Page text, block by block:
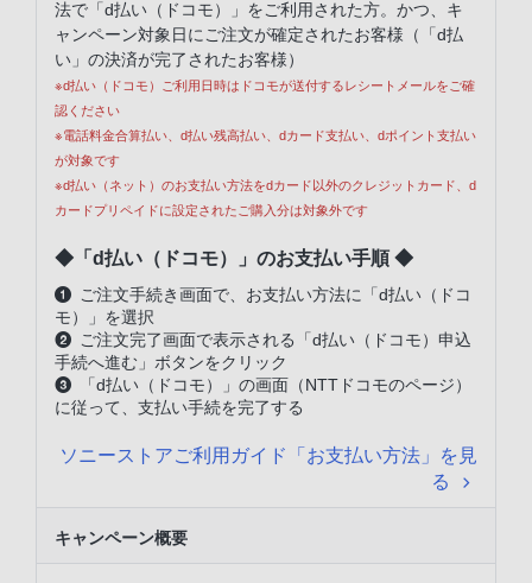
法で「d払い（ドコモ）」をご利用された方。かつ、キ
ャンペーン対象日にご注文が確定されたお客様（「d払
い」の決済が完了されたお客様）
※d払い（ドコモ）ご利用日時はドコモが送付するレシートメールをご確
認ください
※電話料金合算払い、d払い残高払い、dカード支払い、dポイント支払い
が対象です
※d払い（ネット）のお支払い方法をdカード以外のクレジットカード、d
カードプリペイドに設定されたご購入分は対象外です
◆「d払い（ドコモ）」のお支払い手順 ◆
ご注文手続き画面で、お支払い方法に「d払い（ドコ
モ）」を選択
ご注文完了画面で表示される「d払い（ドコモ）申込
手続へ進む」ボタンをクリック
「d払い（ドコモ）」の画面（NTTドコモのページ）
に従って、支払い手続を完了する
ソニーストアご利用ガイド「お支払い方法」を見
る
キャンペーン概要